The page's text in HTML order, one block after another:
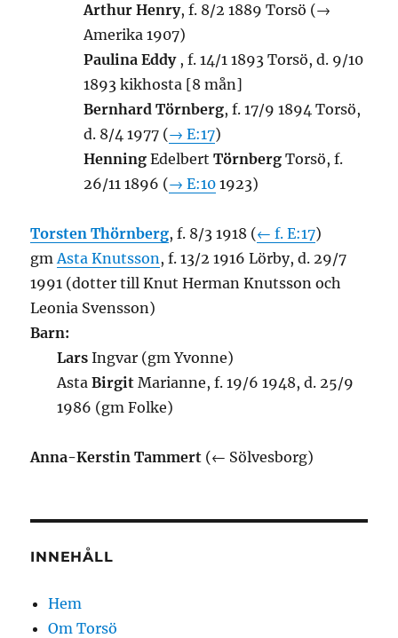
Arthur Henry, f. 8/2 1889 Torsö (→
Amerika 1907)
Paulina Eddy , f. 14/1 1893 Torsö, d. 9/10
1893 kikhosta [8 mån]
Bernhard Törnberg, f. 17/9 1894 Torsö,
d. 8/4 1977 (→ E:17)
Henning EdelbertTörnberg Torsö, f.
26/11 1896 (→ E:10 1923)
Torsten Thörnberg, f. 8/3 1918 (← f. E:17)
gmAsta Knutsson, f. 13/2 1916 Lörby, d. 29/7
1991 (dotter till Knut Herman Knutsson och
Leonia Svensson)
Barn:
Lars Ingvar (gm Yvonne)
AstaBirgit Marianne, f. 19/6 1948, d. 25/9
1986 (gm Folke)
Anna-Kerstin Tammert (← Sölvesborg)
INNEHÅLL
Hem
Om Torsö